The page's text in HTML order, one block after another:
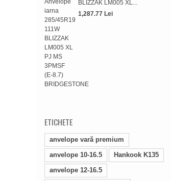
BLIZZAK LM005 XL...
1,287.77 Lei
ETICHETE
anvelope vară premium
anvelope 10-16.5
Hankook K135
anvelope 12-16.5